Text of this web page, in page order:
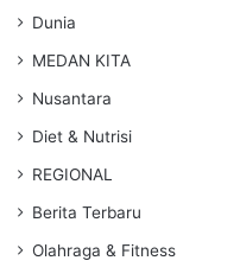
Dunia
MEDAN KITA
Nusantara
Diet & Nutrisi
REGIONAL
Berita Terbaru
Olahraga & Fitness